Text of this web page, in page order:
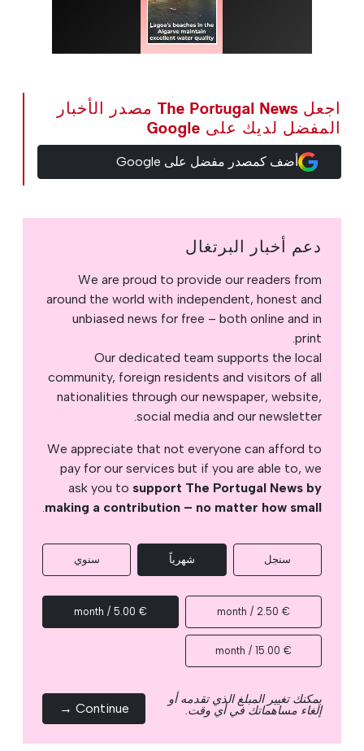
اجعل The Portugal News مصدر الأخبار
المفضل لديك على Google
أضف كمصدر مفضل على Google
دعم أخبار البرتغال
We are proud to provide our readers from
around the world with independent, honest and
unbiased news for free – both online and in
print.
Our dedicated team supports the local
community, foreign residents and visitors of all
nationalities through our newspaper, website,
social media and our newsletter.
We appreciate that not everyone can afford to
pay for our services but if you are able to, we
ask you to support The Portugal News by
making a contribution – no matter how small
.
سنجل شهرياً سنوي
€ 2.50 / month
€ 5.00 / month
€ 15.00 / month
يمكنك تغيير المبلغ الذي تقدمه أو
إلغاء مساهماتك في أي وقت. Continue →